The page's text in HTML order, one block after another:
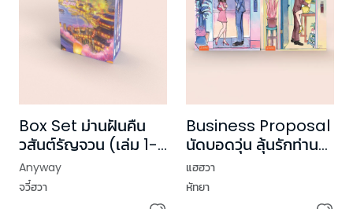
Box Set ม่านฝันคืน
วสันต์รัญจวน (เล่ม 1-3
+ Box)
Anyway
จวี๋ฮวา
Business Proposal
นัดบอดวุ่น ลุ้นรักท่าน
ประธาน เล่ม 1-2 (2
เล่มจบ)
แฮฮวา
หัทยา